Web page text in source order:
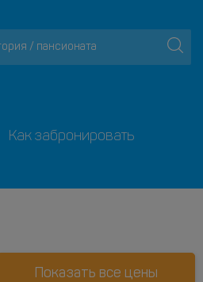
Как забронировать
Показать все цены